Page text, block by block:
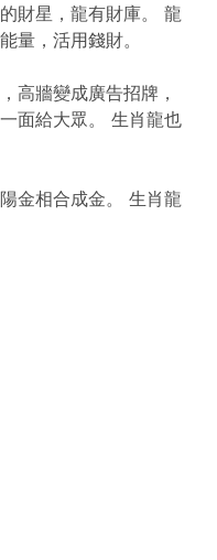
財星，龍有財庫。 龍
量，活用錢財。
高牆變成廣告招牌，
面給大眾。 生肖龍也
金相合成金。 生肖龍